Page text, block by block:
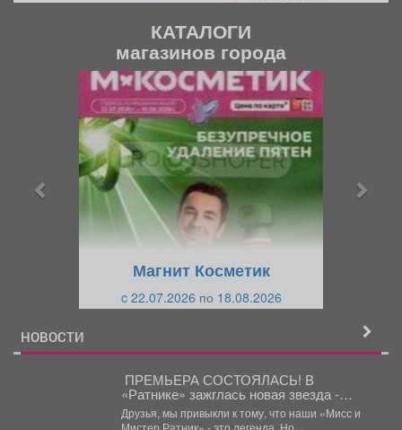
КАТАЛОГИ
магазинов города
Магнит Косметик
c 22.07.2026 по 18.08.2026
НОВОСТИ
️ ПРЕМЬЕРА СОСТОЯЛАСЬ! В
«Ратнике» зажглась новая звезда -
«Кинопремия»!
Друзья, мы привыкли к тому, что наши «Мисс и
Мистер Ратник» - это легенда. Но...